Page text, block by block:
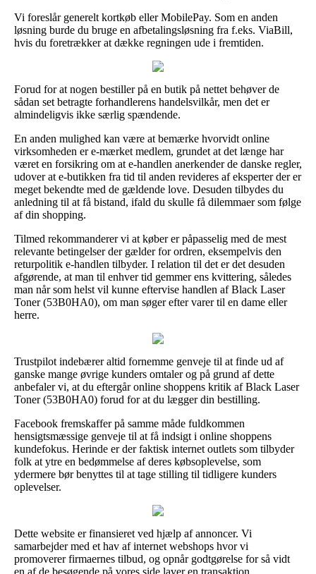
Vi foreslår generelt kortkøb eller MobilePay. Som en anden
løsning burde du bruge en afbetalingsløsning fra f.eks. ViaBill,
hvis du foretrækker at dække regningen ude i fremtiden.
Forud for at nogen bestiller på en butik på nettet behøver de
sådan set betragte forhandlerens handelsvilkår, men det er
almindeligvis ikke særlig spændende.
En anden mulighed kan være at bemærke hvorvidt online
virksomheden er e-mærket medlem, grundet at det længe har
været en forsikring om at e-handlen anerkender de danske regler,
udover at e-butikken fra tid til anden revideres af eksperter der er
meget bekendte med de gældende love. Desuden tilbydes du
anledning til at få bistand, ifald du skulle få dilemmaer som følge
af din shopping.
Tilmed rekommanderer vi at køber er påpasselig med de mest
relevante betingelser der gælder for ordren, eksempelvis den
returpolitik e-handlen tilbyder. I relation til det er det desuden
afgørende, at man til enhver tid gemmer ens kvittering, således
man når som helst vil kunne eftervise handlen af Black Laser
Toner (53B0HA0), om man søger efter varer til en dame eller
herre.
Trustpilot indebærer altid fornemme genveje til at finde ud af
ganske mange øvrige kunders omtaler og på grund af dette
anbefaler vi, at du eftergår online shoppens kritik af Black Laser
Toner (53B0HA0) forud for at du lægger din bestilling.
Facebook fremskaffer på samme måde fuldkommen
hensigtsmæssige genveje til at få indsigt i online shoppens
kundefokus. Herinde er der faktisk internet outlets som tilbyder
folk at ytre en bedømmelse af deres købsoplevelse, som
ydermere bør benyttes til at tage stilling til tidligere kunders
oplevelser.
Dette website er finansieret ved hjælp af annoncer. Vi
samarbejder med et hav af internet webshops hvor vi
promoverer firmaernes tilbud, og opnår godtgørelse for så vidt
en af de besøgende på vores side laver en transaktion.